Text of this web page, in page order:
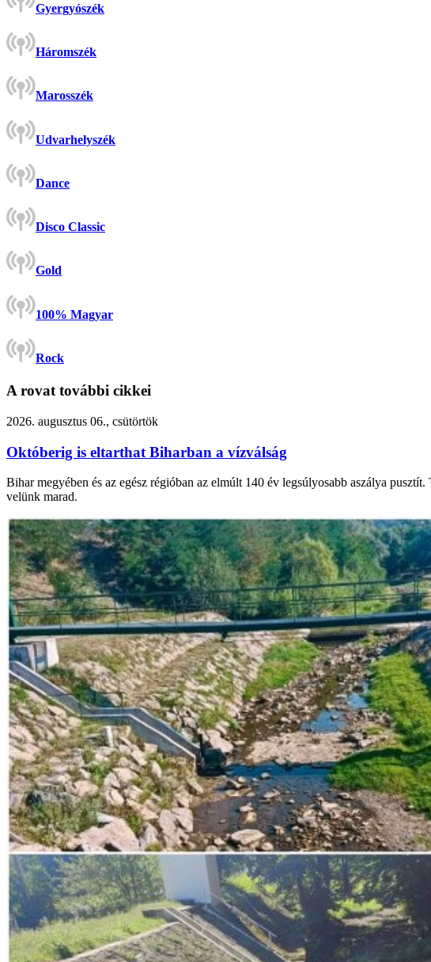
Gyergyószék
Háromszék
Marosszék
Udvarhelyszék
Dance
Disco Classic
Gold
100% Magyar
Rock
A rovat további cikkei
2026. augusztus 06., csütörtök
Októberig is eltarthat Biharban a vízválság
Bihar megyében és az egész régióban az elmúlt 140 év legsúlyosabb aszálya
velünk marad.